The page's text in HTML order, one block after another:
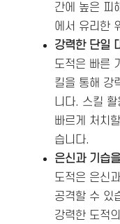
간에 높은 피
에서 유리한
강력한 단일
도적은 빠른
킬을 통해 강
니다. 스킬
빠르게 처치
습니다.
은신과 기습
도적은 은신
공격할 수 있
강력한 도적